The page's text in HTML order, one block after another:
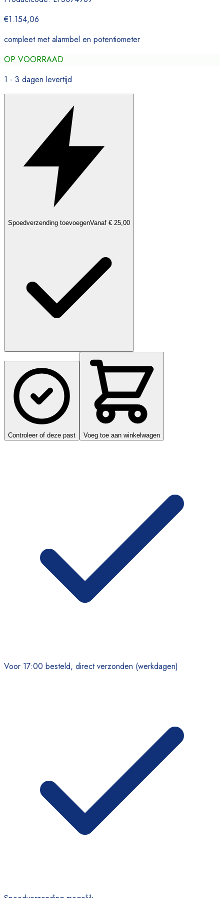
€1.154,06
compleet met alarmbel en potentiometer
OP VOORRAAD
1 - 3 dagen levertijd
Spoedverzending toevoegenVanaf € 25,00
Controleer of deze past Voeg toe aan winkelwagen
Voor 17:00 besteld, direct verzonden (werkdagen)